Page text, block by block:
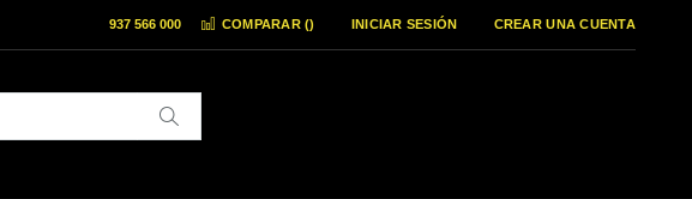
COMPARAR () INICIAR SESIÓN CREAR UNA CUENTA
937 566 000